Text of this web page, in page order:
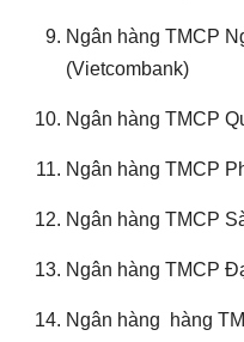
Ngân hàng TMCP
(Vietcombank)
Ngân hàng TMCP
Ngân hàng TMCP
Ngân hàng TMCP
Ngân hàng TMCP
Ngân hàng hàng